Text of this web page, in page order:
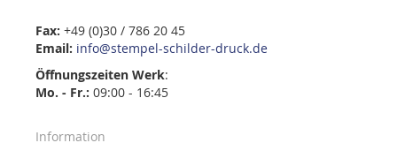
Fax: +49 (0)30 / 786 20 45
Email: info@stempel-schilder-druck.de
Öffnungszeiten Werk:
Mo. - Fr.: 09:00 - 16:45
Information